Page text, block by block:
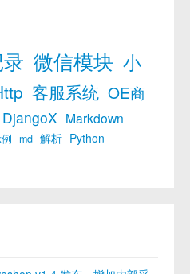
微信模块 小
客服系统 OE商
DjangoX Markdown
md 解析 Python